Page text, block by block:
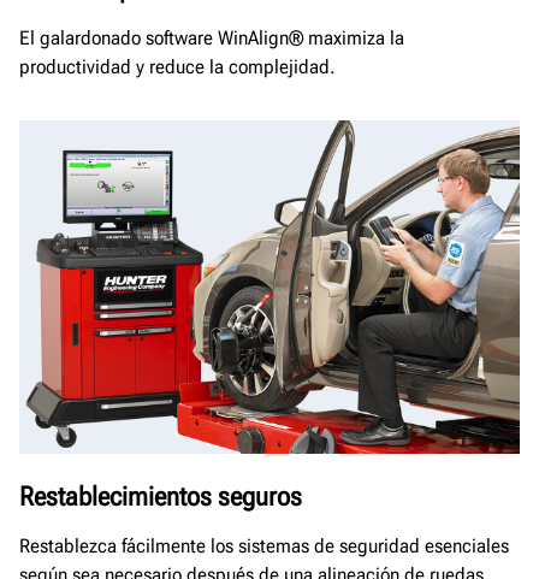
El galardonado software WinAlign® maximiza la
productividad y reduce la complejidad.
Restablecimientos seguros
Restablezca fácilmente los sistemas de seguridad esenciales